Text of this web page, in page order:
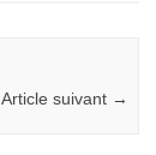
Article suivant →